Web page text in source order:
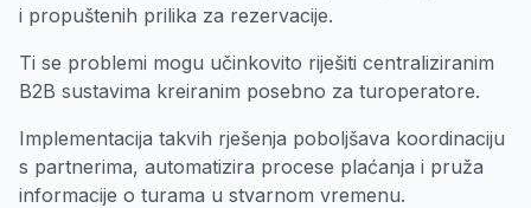
i propuštenih prilika za rezervacije.
Ti se problemi mogu učinkovito riješiti centraliziranim
B2B sustavima kreiranim posebno za turoperatore.
Implementacija takvih rješenja poboljšava koordinaciju
s partnerima, automatizira procese plaćanja i pruža
informacije o turama u stvarnom vremenu.